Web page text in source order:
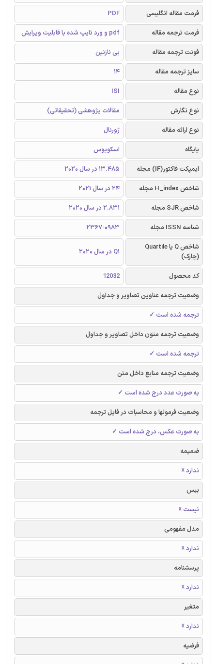
فرمت مقاله انگلیسی
PDF
فرمت ترجمه مقاله
pdf و ورد تایپ شده با قابلیت ویرایش
فونت ترجمه مقاله
بی نازنین
سایز ترجمه مقاله
14
نوع مقاله
ISI
نوع نگارش
مقالات پژوهشی (تحقیقاتی)
نوع ارائه مقاله
ژورنال
پایگاه
اسکوپوس
ایمپکت فاکتور(IF) مجله
13.485 در سال 2020
شاخص H_index مجله
24 در سال 2021
شاخص SJR مجله
2.831 در سال 2020
شناسه ISSN مجله
2367-0983
شاخص Q یا Quartile
(چارک)
Q1 در سال 2020
کد محصول
12032
وضعیت ترجمه عناوین تصاویر و جداول
ترجمه شده است ✓
وضعیت ترجمه متون داخل تصاویر و جداول
ترجمه شده است ✓
وضعیت ترجمه منابع داخل متن
به صورت عدد درج شده است ✓
وضعیت فرمولها و محاسبات در فایل ترجمه
به صورت عکس، درج شده است ✓
ضمیمه
ندارد ☓
بیس
نیست ☓
مدل مفهومی
ندارد ☓
پرسشنامه
ندارد ☓
متغیر
ندارد ☓
فرضیه